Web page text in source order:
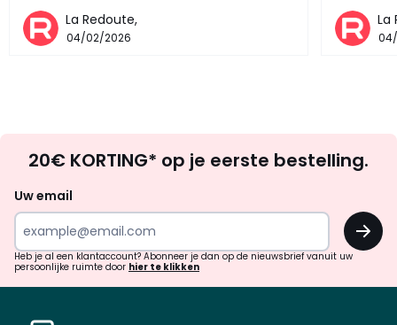
La Redoute,
04/02/2026
La
zoek
inspiratie
verrassingen?
20€ KORTING* op je eerste bestelling.
Uw email
OK
Heb je al een klantaccount? Abonneer je dan op de nieuwsbrief vanuit uw
persoonlijke ruimte door hier te klikken